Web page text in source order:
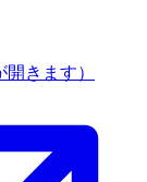
開きます）